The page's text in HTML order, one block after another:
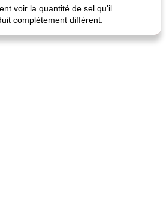
voir la quantité de sel qu'il
complètement différent.